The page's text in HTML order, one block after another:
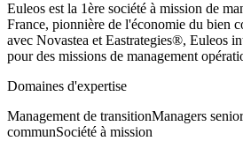
Euleos est la 1ère société à mission de
France, pionnière de l'économie du bien
avec Novastea et Eastrategies®, Euleos
pour des missions de management
Domaines d'expertise
Management de transitionManagers
communSociété à mission